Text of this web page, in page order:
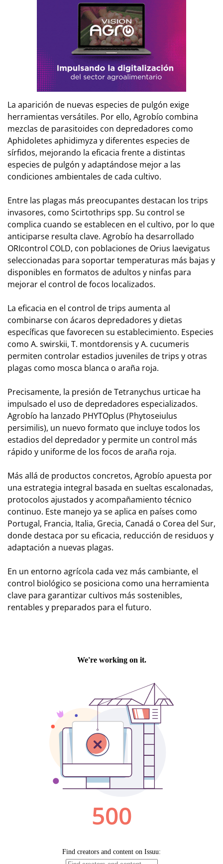
La aparición de nuevas especies de pulgón exige
herramientas versátiles. Por ello, Agrobío combina
mezclas de parasitoides con depredadores como
Aphidoletes aphidimyza y diferentes especies de
sírfidos, mejorando la eficacia frente a distintas
especies de pulgón y adaptándose mejor a las
condiciones ambientales de cada cultivo.
Entre las plagas más preocupantes destacan los trips
invasores, como Scirtothrips spp. Su control se
complica cuando se establecen en el cultivo, por lo que
anticiparse resulta clave. Agrobío ha desarrollado
ORIcontrol COLD, con poblaciones de Orius laevigatus
seleccionadas para soportar temperaturas más bajas y
disponibles en formatos de adultos y ninfas para
mejorar el control de focos localizados.
La eficacia en el control de trips aumenta al
combinarse con ácaros depredadores y dietas
específicas que favorecen su establecimiento. Especies
como A. swirskii, T. montdorensis y A. cucumeris
permiten controlar estadios juveniles de trips y otras
plagas como mosca blanca o araña roja.
Precisamente, la presión de Tetranychus urticae ha
impulsado el uso de depredadores especializados.
Agrobío ha lanzado PHYTOplus (Phytoseiulus
persimilis), un nuevo formato que incluye todos los
estadios del depredador y permite un control más
rápido y uniforme de los focos de araña roja.
Más allá de productos concretos, Agrobío apuesta por
una estrategia integral basada en sueltas escalonadas,
protocolos ajustados y acompañamiento técnico
continuo. Este manejo ya se aplica en países como
Portugal, Francia, Italia, Grecia, Canadá o Corea del Sur,
donde destaca por su eficacia, reducción de residuos y
adaptación a nuevas plagas.
En un entorno agrícola cada vez más cambiante, el
control biológico se posiciona como una herramienta
clave para garantizar cultivos más sostenibles,
rentables y preparados para el futuro.